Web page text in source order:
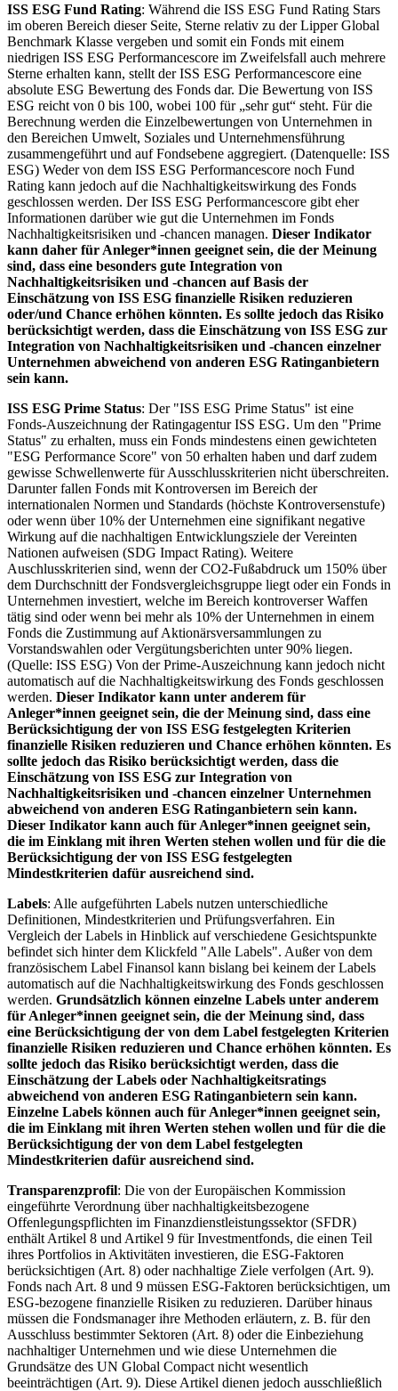
ISS ESG Fund Rating: Während die ISS ESG Fund Rating Stars
im oberen Bereich dieser Seite, Sterne relativ zu der Lipper Global
Benchmark Klasse vergeben und somit ein Fonds mit einem
niedrigen ISS ESG Performancescore im Zweifelsfall auch mehrere
Sterne erhalten kann, stellt der ISS ESG Performancescore eine
absolute ESG Bewertung des Fonds dar. Die Bewertung von ISS
ESG reicht von 0 bis 100, wobei 100 für „sehr gut“ steht. Für die
Berechnung werden die Einzelbewertungen von Unternehmen in
den Bereichen Umwelt, Soziales und Unternehmensführung
zusammengeführt und auf Fondsebene aggregiert. (Datenquelle: ISS
ESG) Weder von dem ISS ESG Performancescore noch Fund
Rating kann jedoch auf die Nachhaltigkeitswirkung des Fonds
geschlossen werden. Der ISS ESG Performancescore gibt eher
Informationen darüber wie gut die Unternehmen im Fonds
Nachhaltigkeitsrisiken und -chancen managen. Dieser Indikator
kann daher für Anleger*innen geeignet sein, die der Meinung
sind, dass eine besonders gute Integration von
Nachhaltigkeitsrisiken und -chancen auf Basis der
Einschätzung von ISS ESG finanzielle Risiken reduzieren
oder/und Chance erhöhen könnten. Es sollte jedoch das Risiko
berücksichtigt werden, dass die Einschätzung von ISS ESG zur
Integration von Nachhaltigkeitsrisiken und -chancen einzelner
Unternehmen abweichend von anderen ESG Ratinganbietern
sein kann.
ISS ESG Prime Status: Der "ISS ESG Prime Status" ist eine
Fonds-Auszeichnung der Ratingagentur ISS ESG. Um den "Prime
Status" zu erhalten, muss ein Fonds mindestens einen gewichteten
"ESG Performance Score" von 50 erhalten haben und darf zudem
gewisse Schwellenwerte für Ausschlusskriterien nicht überschreiten.
Darunter fallen Fonds mit Kontroversen im Bereich der
internationalen Normen und Standards (höchste Kontroversenstufe)
oder wenn über 10% der Unternehmen eine signifikant negative
Wirkung auf die nachhaltigen Entwicklungsziele der Vereinten
Nationen aufweisen (SDG Impact Rating). Weitere
Auschlusskriterien sind, wenn der CO2-Fußabdruck um 150% über
dem Durchschnitt der Fondsvergleichsgruppe liegt oder ein Fonds in
Unternehmen investiert, welche im Bereich kontroverser Waffen
tätig sind oder wenn bei mehr als 10% der Unternehmen in einem
Fonds die Zustimmung auf Aktionärsversammlungen zu
Vorstandswahlen oder Vergütungsberichten unter 90% liegen.
(Quelle: ISS ESG) Von der Prime-Auszeichnung kann jedoch nicht
automatisch auf die Nachhaltigkeitswirkung des Fonds geschlossen
werden. Dieser Indikator kann unter anderem für
Anleger*innen geeignet sein, die der Meinung sind, dass eine
Berücksichtigung der von ISS ESG festgelegten Kriterien
finanzielle Risiken reduzieren und Chance erhöhen könnten. Es
sollte jedoch das Risiko berücksichtigt werden, dass die
Einschätzung von ISS ESG zur Integration von
Nachhaltigkeitsrisiken und -chancen einzelner Unternehmen
abweichend von anderen ESG Ratinganbietern sein kann.
Dieser Indikator kann auch für Anleger*innen geeignet sein,
die im Einklang mit ihren Werten stehen wollen und für die die
Berücksichtigung der von ISS ESG festgelegten
Mindestkriterien dafür ausreichend sind.
Labels: Alle aufgeführten Labels nutzen unterschiedliche
Definitionen, Mindestkriterien und Prüfungsverfahren. Ein
Vergleich der Labels in Hinblick auf verschiedene Gesichtspunkte
befindet sich hinter dem Klickfeld "Alle Labels". Außer von dem
französischem Label Finansol kann bislang bei keinem der Labels
automatisch auf die Nachhaltigkeitswirkung des Fonds geschlossen
werden. Grundsätzlich können einzelne Labels unter anderem
für Anleger*innen geeignet sein, die der Meinung sind, dass
eine Berücksichtigung der von dem Label festgelegten Kriterien
finanzielle Risiken reduzieren und Chance erhöhen könnten. Es
sollte jedoch das Risiko berücksichtigt werden, dass die
Einschätzung der Labels oder Nachhaltigkeitsratings
abweichend von anderen ESG Ratinganbietern sein kann.
Einzelne Labels können auch für Anleger*innen geeignet sein,
die im Einklang mit ihren Werten stehen wollen und für die die
Berücksichtigung der von dem Label festgelegten
Mindestkriterien dafür ausreichend sind.
Transparenzprofil: Die von der Europäischen Kommission
eingeführte Verordnung über nachhaltigkeitsbezogene
Offenlegungspflichten im Finanzdienstleistungssektor (SFDR)
enthält Artikel 8 und Artikel 9 für Investmentfonds, die einen Teil
ihres Portfolios in Aktivitäten investieren, die ESG-Faktoren
berücksichtigen (Art. 8) oder nachhaltige Ziele verfolgen (Art. 9).
Fonds nach Art. 8 und 9 müssen ESG-Faktoren berücksichtigen, um
ESG-bezogene finanzielle Risiken zu reduzieren. Darüber hinaus
müssen die Fondsmanager ihre Methoden erläutern, z. B. für den
Ausschluss bestimmter Sektoren (Art. 8) oder die Einbeziehung
nachhaltiger Unternehmen und wie diese Unternehmen die
Grundsätze des UN Global Compact nicht wesentlich
beeinträchtigen (Art. 9). Diese Artikel dienen jedoch ausschließlich